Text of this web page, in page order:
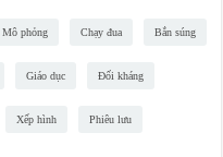
Mô phỏng Chạy đua Bắn súng
Giáo dục Đối kháng
Xếp hình Phiêu lưu